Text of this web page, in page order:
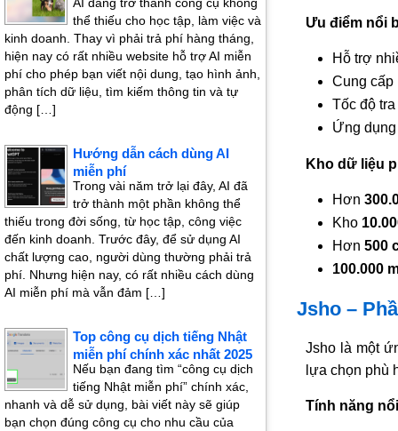
Ưu điểm nổi
Hỗ trợ
Cung cấp
Tốc độ
Ứng
Kho dữ liệu
Hơn
Kho
Hơn 500
100.000
Jsho –
Jsho là một
lựa chọn phù
Tính năng
thể thiếu cho học tập, làm việc và
kinh doanh. Thay vì phải trả phí hàng tháng,
hiện nay có rất nhiều website hỗ trợ AI miễn
phí cho phép bạn viết nội dung, tạo hình ảnh,
phân tích dữ liệu, tìm kiếm thông tin và tự
động […]
Hướng dẫn cách dùng AI
miễn phí
Trong vài năm trở lại đây, AI đã
trở thành một phần không thể
thiếu trong đời sống, từ học tập, công việc
đến kinh doanh. Trước đây, để sử dụng AI
chất lượng cao, người dùng thường phải trả
phí. Nhưng hiện nay, có rất nhiều cách dùng
AI miễn phí mà vẫn đảm […]
Top công cụ dịch tiếng Nhật
miễn phí chính xác nhất 2025
Nếu bạn đang tìm “công cụ dịch
tiếng Nhật miễn phí” chính xác,
nhanh và dễ sử dụng, bài viết này sẽ giúp
bạn chọn đúng công cụ cho nhu cầu của